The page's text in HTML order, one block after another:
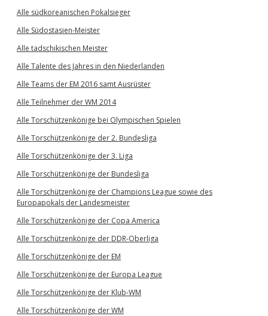
Alle südkoreanischen Pokalsieger
Alle Südostasien-Meister
Alle tadschikischen Meister
Alle Talente des Jahres in den Niederlanden
Alle Teams der EM 2016 samt Ausrüster
Alle Teilnehmer der WM 2014
Alle Torschützenkönige bei Olympischen Spielen
Alle Torschützenkönige der 2. Bundesliga
Alle Torschützenkönige der 3. Liga
Alle Torschützenkönige der Bundesliga
Alle Torschützenkönige der Champions League sowie des
Europapokals der Landesmeister
Alle Torschützenkönige der Copa America
Alle Torschützenkönige der DDR-Oberliga
Alle Torschützenkönige der EM
Alle Torschützenkönige der Europa League
Alle Torschützenkönige der Klub-WM
Alle Torschützenkönige der WM